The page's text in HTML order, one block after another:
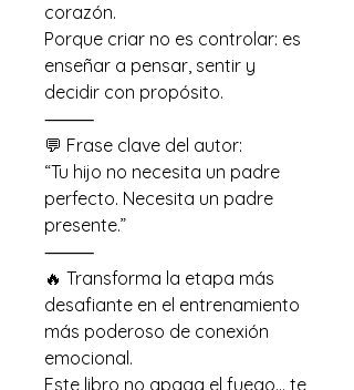
corazón.
Porque criar no es controlar: es
enseñar a pensar, sentir y
decidir con propósito.
⸻
💬 Frase clave del autor:
“Tu hijo no necesita un padre
perfecto. Necesita un padre
presente.”
⸻
🔥 Transforma la etapa más
desafiante en el entrenamiento
más poderoso de conexión
emocional.
Este libro no apaga el fuego… te